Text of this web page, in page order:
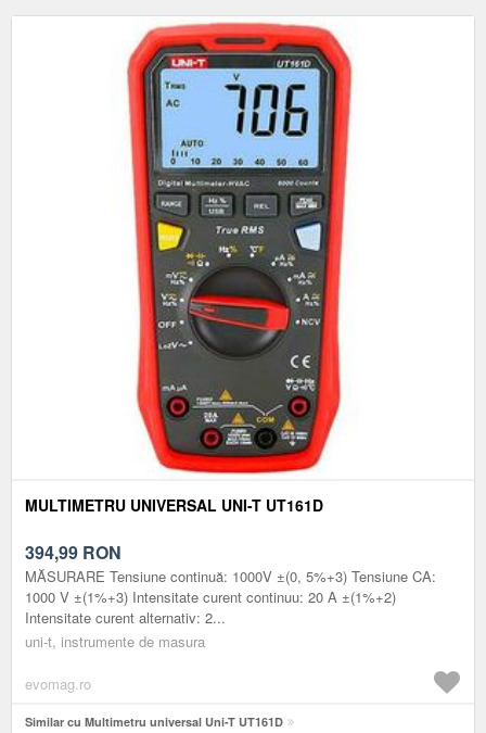
MULTIMETRU UNIVERSAL UNI-T UT161D
394,99 RON
MĂSURARE Tensiune continuă: 1000V ±(0, 5%+3) Tensiune CA:
1000 V ±(1%+3) Intensitate curent continuu: 20 A ±(1%+2)
Intensitate curent alternativ: 2...
uni-t, instrumente de masura
evomag.ro
Similar cu Multimetru universal Uni-T UT161D